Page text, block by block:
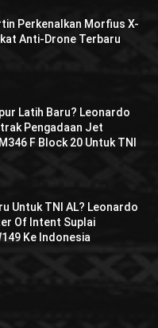
Perkenalkan Morfius X-
Anti-Drone Terbaru
Latih Baru? Leonardo
Pengadaan Jet
F Block 20 Untuk TNI
Untuk TNI AL? Leonardo
Of Intent Suplai
Ke Indonesia